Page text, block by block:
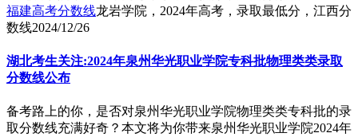
福建高考分数线龙岩学院，2024年高考，录取最低分，江西分
数线2024/12/26
湖北考生关注:2024年泉州华光职业学院专科批物理类类录取
分数线公布
备考路上的你，是否对泉州华光职业学院物理类类专科批的录
取分数线充满好奇？本文将为你带来泉州华光职业学院2024年